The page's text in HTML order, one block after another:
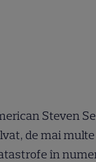
Steven
de mai
în